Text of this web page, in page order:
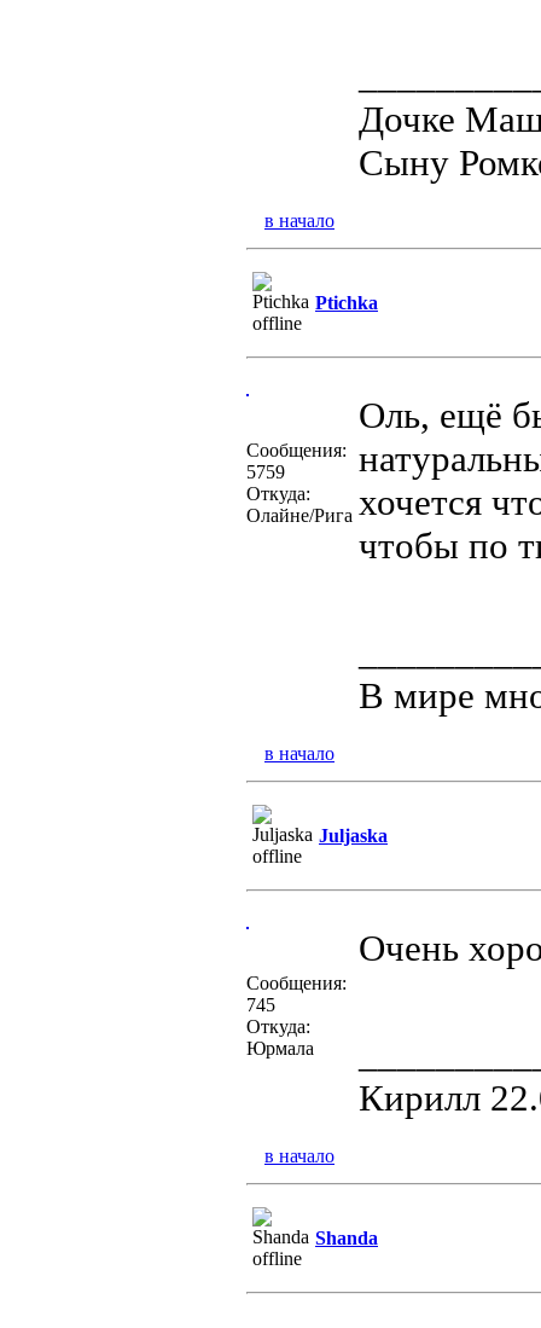
Дочке
Сыну
в начало
Ptichka
Сообщения:
5759
Откуда:
Олайне/Рига
Оль, ещё
хочется
чтобы по
В мире
в начало
Juljaska
Сообщения:
745
Откуда:
Юрмала
Очень
Кирилл
в начало
Shanda